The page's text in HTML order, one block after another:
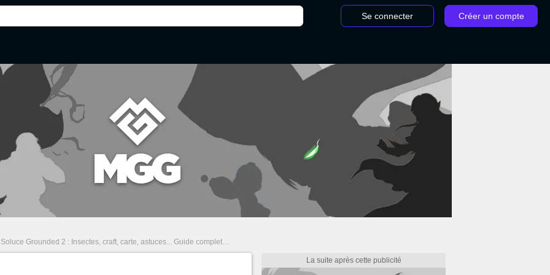
Se connecter Créer un compte
Soluce Grounded 2 : Insectes, craft, carte, astuces... Guide complet /